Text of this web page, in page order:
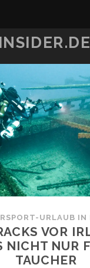
URLAUB IN
VOR
NICHT NUR
TAUCHER